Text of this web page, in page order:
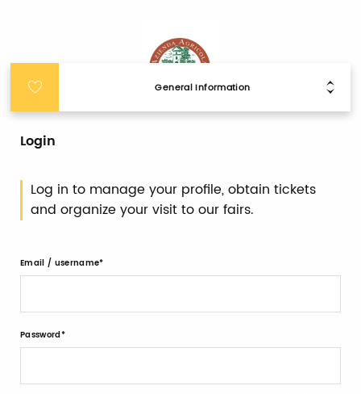
General Information
Login
Log in to manage your profile, obtain tickets
and organize your visit to our fairs.
Email / username
Password